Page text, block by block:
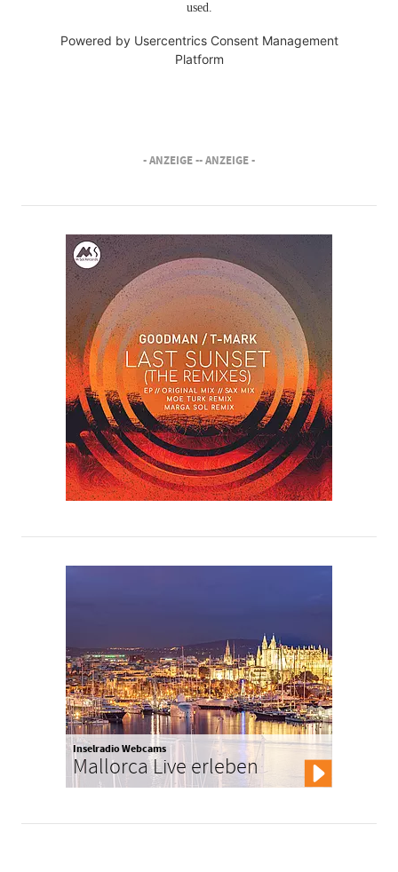
used.
Powered by Usercentrics Consent Management
Platform
- ANZEIGE -- ANZEIGE -
Inselradio Webcams
Mallorca Live erleben